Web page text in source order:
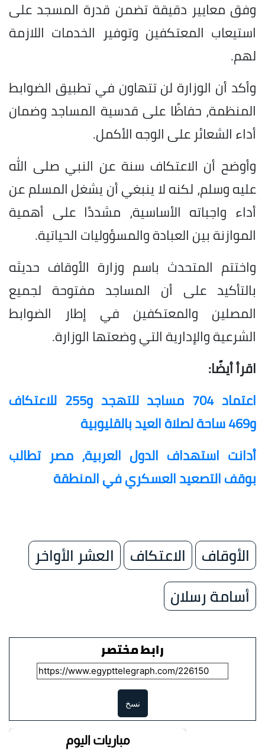
وفق معايير دقيقة تضمن قدرة المسجد على
استيعاب المعتكفين وتوفير الخدمات اللازمة
لهم.
وأكد أن الوزارة لن تتهاون في تطبيق الضوابط
المنظمة، حفاظًا على قدسية المساجد وضمان
أداء الشعائر على الوجه الأكمل.
وأوضح أن الاعتكاف سنة عن النبي صلى الله
عليه وسلم، لكنه لا ينبغي أن يشغل المسلم عن
أداء واجباته الأساسية، مشددًا على أهمية
الموازنة بين العبادة والمسؤوليات الحياتية.
واختتم المتحدث باسم وزارة الأوقاف حديثه
بالتأكيد على أن المساجد مفتوحة لجميع
المصلين والمعتكفين في إطار الضوابط
الشرعية والإدارية التي وضعتها الوزارة.
اقرأ أيضًا:
اعتماد 704 مساجد للتهجد و255 للاعتكاف
و469 ساحة لصلاة العيد بالقليوبية
أدانت استهداف الدول العربية، مصر تطالب
بوقف التصعيد العسكري في المنطقة
الأوقاف الاعتكاف
العشر الأواخر
أسامة رسلان
رابط مختصر
نسخ